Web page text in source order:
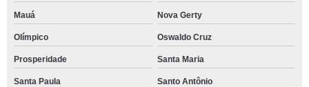
Mauá Nova Gerty
Olímpico Oswaldo Cruz
Prosperidade Santa Maria
Santa Paula Santo Antônio